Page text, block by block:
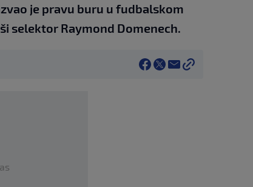
je pravu buru u fudbalskom
selektor Raymond Domenech.